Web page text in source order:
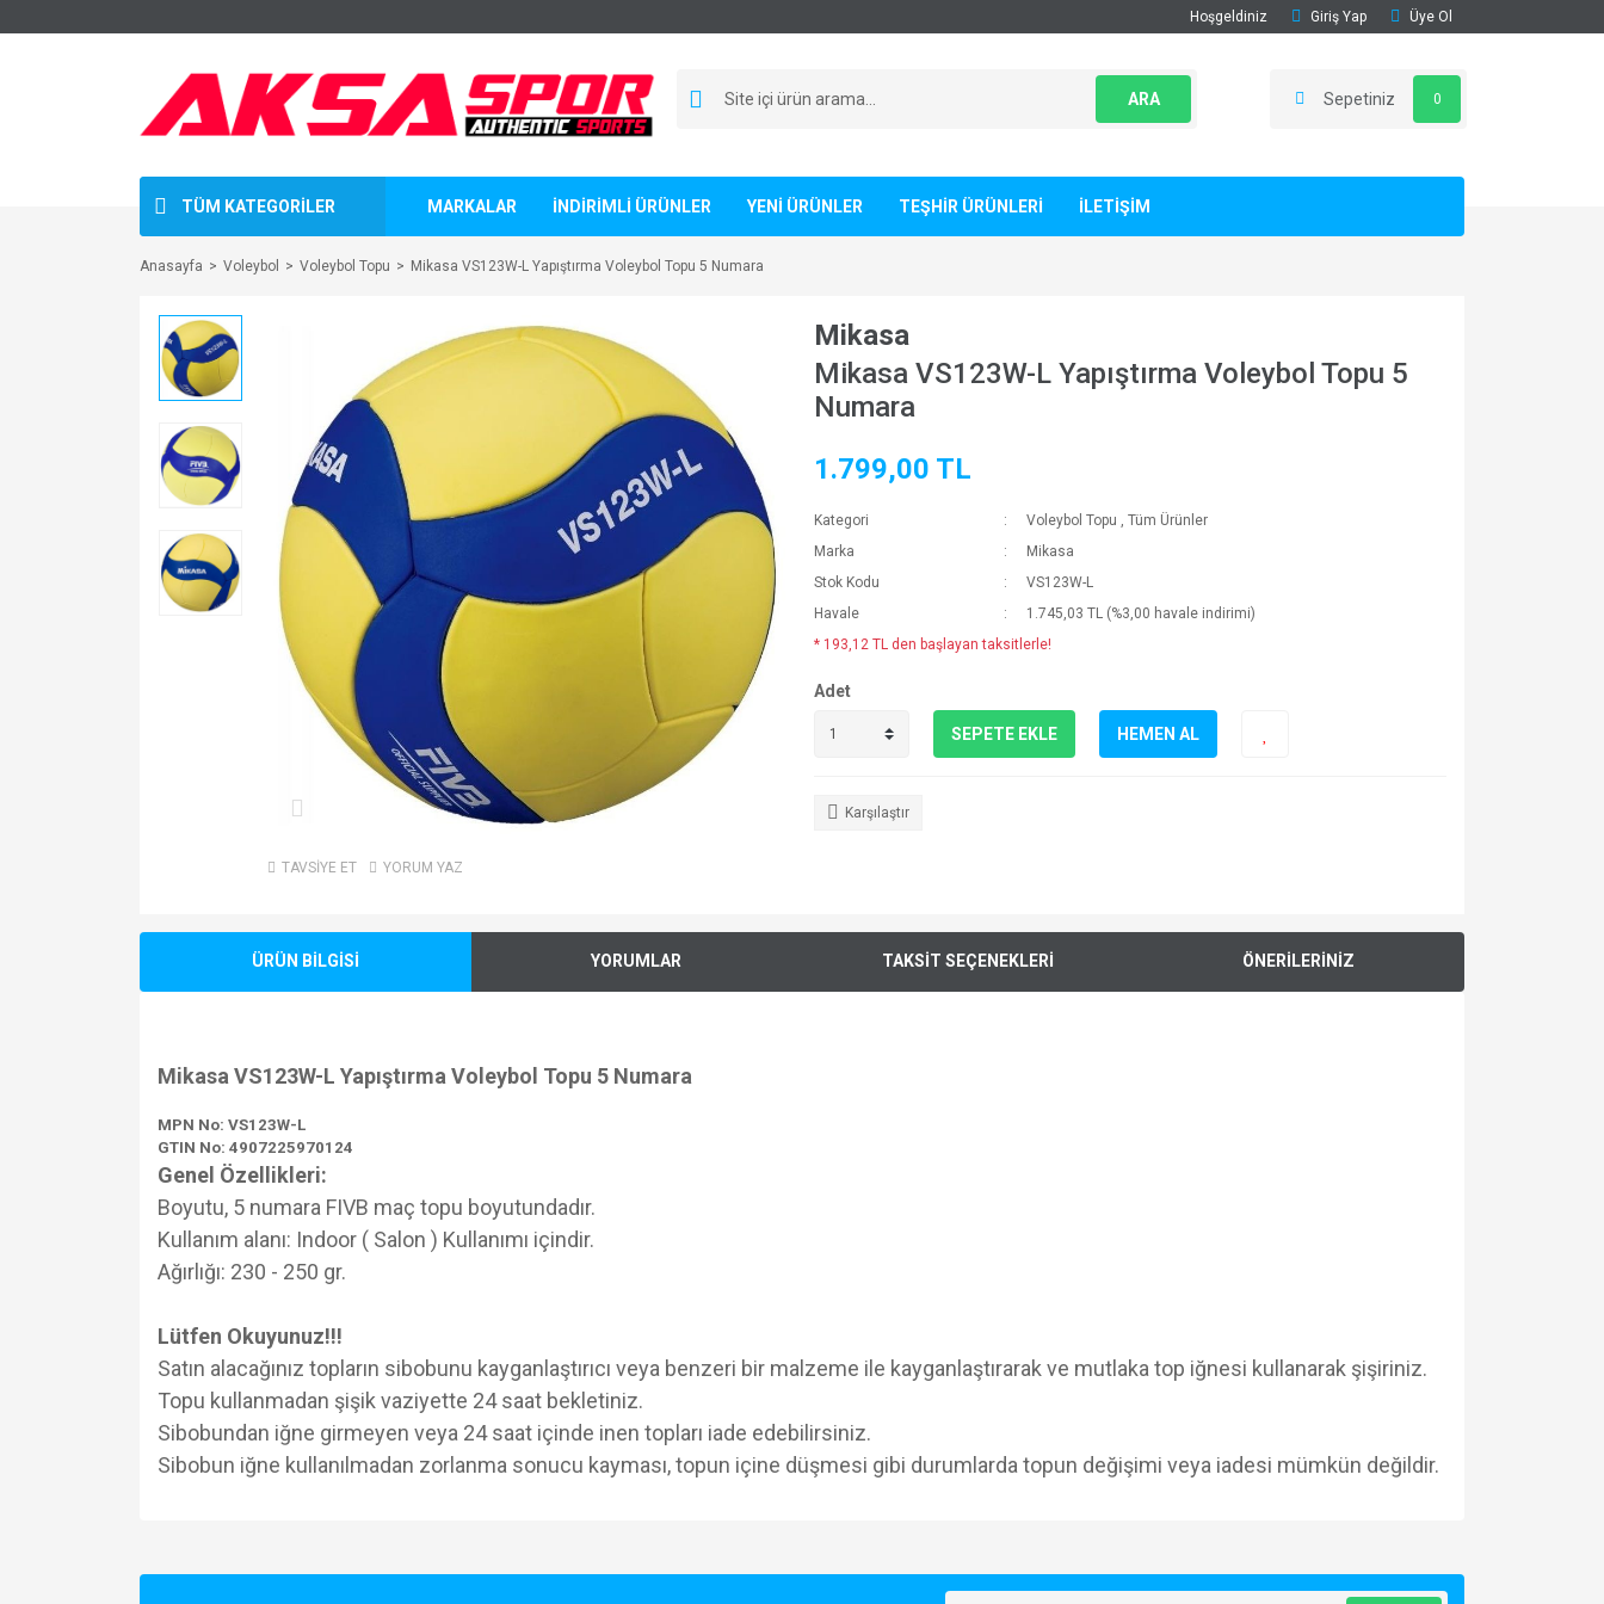
Hoşgeldiniz Giriş Yap Üye Ol
ARA Sepetiniz 0
TÜM KATEGORİLER MARKALAR İNDİRİMLİ ÜRÜNLER YENİ ÜRÜNLER TEŞHİR ÜRÜNLERİ İLETİŞİM
Anasayfa Voleybol Voleybol Topu Mikasa VS123W-L Yapıştırma Voleybol Topu 5 Numara
TAVSİYE ET YORUM YAZ
Mikasa
Mikasa VS123W-L Yapıştırma Voleybol Topu 5
Numara
1.799,00 TL
Kategori Voleybol Topu , Tüm Ürünler
Marka
Mikasa
Stok Kodu
VS123W-L
Havale
1.745,03 TL (%3,00 havale indirimi)
* 193,12 TL den başlayan taksitlerle!
Adet
SEPETE EKLE HEMEN AL
Karşılaştır
ÜRÜN BİLGİSİ YORUMLAR TAKSİT SEÇENEKLERİ ÖNERİLERİNİZ
Mikasa VS123W-L Yapıştırma Voleybol Topu 5 Numara
MPN No: VS123W-L
GTIN No: 4907225970124
Genel Özellikleri:
Boyutu, 5 numara FIVB maç topu boyutundadır.
Kullanım alanı: Indoor ( Salon ) Kullanımı içindir.
Ağırlığı: 230 - 250 gr.
Lütfen Okuyunuz!!!
Satın alacağınız topların sibobunu kayganlaştırıcı veya benzeri bir malzeme ile kayganlaştırarak ve mutlaka top iğnesi kullanarak şişiriniz.
Topu kullanmadan şişik vaziyette 24 saat bekletiniz.
Sibobundan iğne girmeyen veya 24 saat içinde inen topları iade edebilirsiniz.
Sibobun iğne kullanılmadan zorlanma sonucu kayması, topun içine düşmesi gibi durumlarda topun değişimi veya iadesi mümkün değildir.